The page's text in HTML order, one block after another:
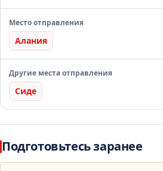
Маршрут проходит через
зоны, позволяя гостям заранее
атмосферу Land of Legends.
Путешествие из Аланьи в
Поездка проходит в
кондиционированных автобусах
Место отправления
Алания
Другие места отправления
Сиде
Подготовьтесь заранее